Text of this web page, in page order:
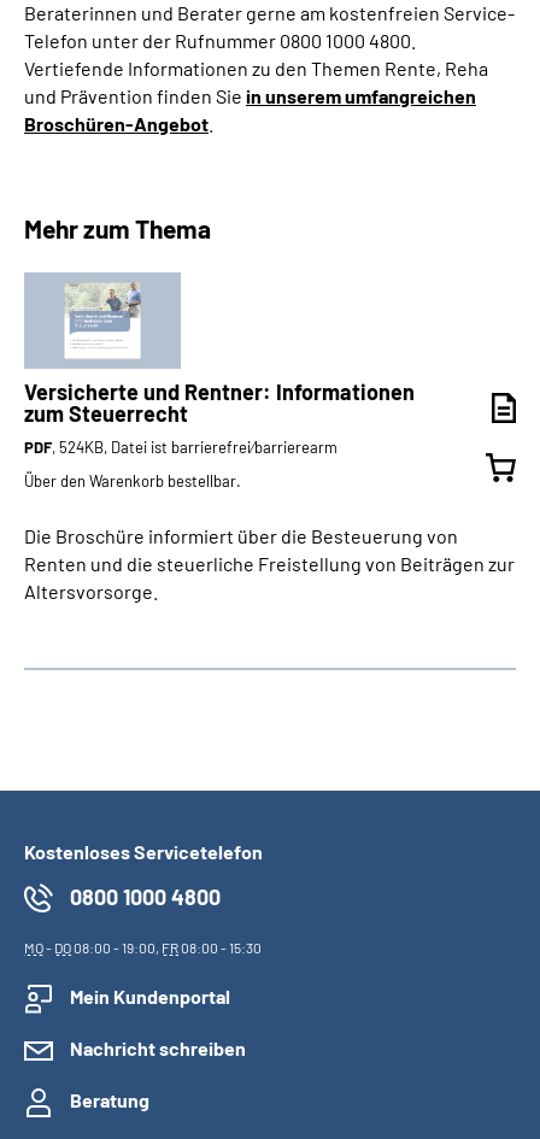
Beraterinnen und Berater gerne am kostenfreien Service-
Telefon unter der Rufnummer 0800 1000 4800.
Vertiefende Informationen zu den Themen Rente, Reha
und Prävention finden Sie in unserem umfangreichen
Broschüren-Angebot
Mehr zum Thema
Versicherte und Rentner: Informationen
zum Steuerrecht
PDF, 524KB, Datei ist barrierefrei⁄barrierearm
Über den Warenkorb bestellbar.
Die Broschüre informiert über die Besteuerung von
Renten und die steuerliche Freistellung von Beiträgen zur
Altersvorsorge.
Kostenloses Servicetelefon
0800 1000 4800
MO- DO08:00 - 19:00, FR08:00 - 15:30
Mein Kundenportal
Nachricht schreiben
Beratung